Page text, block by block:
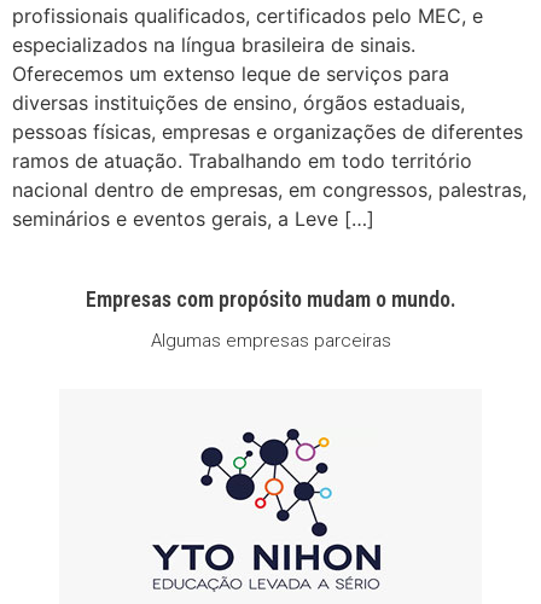
profissionais qualificados, certificados pelo MEC, e
especializados na língua brasileira de sinais.
Oferecemos um extenso leque de serviços para
diversas instituições de ensino, órgãos estaduais,
pessoas físicas, empresas e organizações de diferentes
ramos de atuação. Trabalhando em todo território
nacional dentro de empresas, em congressos, palestras,
seminários e eventos gerais, a Leve […]
Empresas com propósito mudam o mundo.
Algumas empresas parceiras